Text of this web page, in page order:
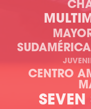
CENTRO
SEVEN